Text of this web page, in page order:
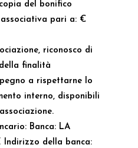
del bonifico
pari a: €
riconosco di
finalità
a rispettarne lo
interno, disponibili
Banca: LA
Indirizzo della banca: